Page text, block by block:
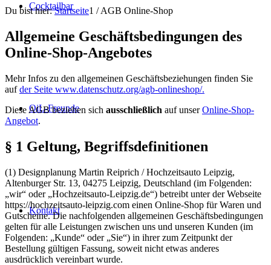
Cocktailbar
OiL-Freunde
Kontakt
Du bist hier: Startseite1 / AGB Online-Shop
Allgemeine Geschäftsbedingungen des
Online-Shop-Angebotes
Mehr Infos zu den allgemeinen Geschäftsbeziehungen finden Sie
aufder Seite www.datenschutz.org/agb-onlineshop/.
Diese AGB beziehen sich ausschließlich auf unserOnline-Shop-
Angebot.
§ 1 Geltung, Begriffsdefinitionen
(1) Designplanung Martin Reiprich / Hochzeitsauto Leipzig,
Altenburger Str. 13, 04275 Leipzig, Deutschland (im Folgenden:
„wir“ oder „Hochzeitsauto-Leipzig.de“) betreibt unter der Webseite
https://hochzeitsauto-leipzig.com einen Online-Shop für Waren und
Gutscheine. Die nachfolgenden allgemeinen Geschäftsbedingungen
gelten für alle Leistungen zwischen uns und unseren Kunden (im
Folgenden: „Kunde“ oder „Sie“) in ihrer zum Zeitpunkt der
Bestellung gültigen Fassung, soweit nicht etwas anderes
ausdrücklich vereinbart wurde.